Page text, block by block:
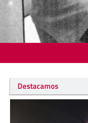
Destacamos